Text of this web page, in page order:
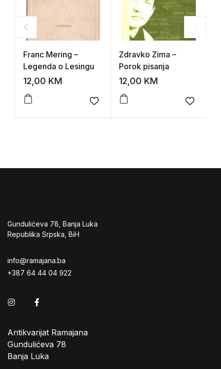
Franc Mering –
Legenda o Lesingu
12,00 KM
Add to wishlist
Zdravko Zima –
Porok pisanja
12,00 KM
Add to
Gundulićeva 78, Banja Luka
Republika Srpska, BiH
info@ramajana.ba
+387 64 44 04 922
Instagram
Antikvarijat Ramajana
Gundulićeva 78
Banja Luka